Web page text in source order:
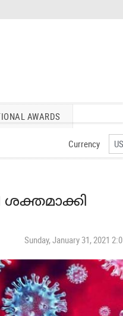
AWARDS
Currency
Sunday, January 31, 2021